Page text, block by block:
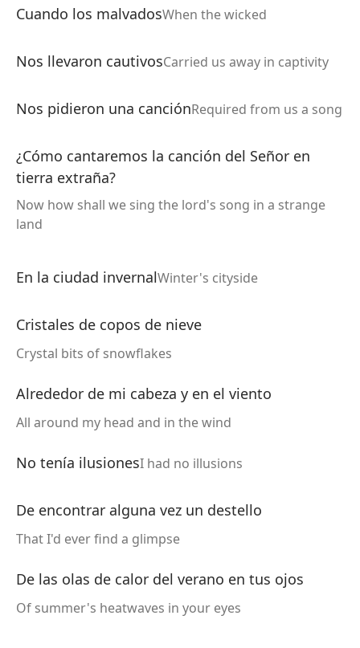
Cuando los malvadosWhen the wicked
Nos llevaron cautivosCarried us away in captivity
Nos pidieron una canciónRequired from us a song
¿Cómo cantaremos la canción del Señor en
tierra extraña?
Now how shall we sing the lord's song in a strange
land
En la ciudad invernalWinter's cityside
Cristales de copos de nieve
Crystal bits of snowflakes
Alrededor de mi cabeza y en el viento
All around my head and in the wind
No tenía ilusionesI had no illusions
De encontrar alguna vez un destello
That I'd ever find a glimpse
De las olas de calor del verano en tus ojos
Of summer's heatwaves in your eyes